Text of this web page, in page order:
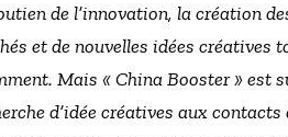
de l’innovation, la création
et de nouvelles idées
Mais « China Booster » est
d’idée créatives aux